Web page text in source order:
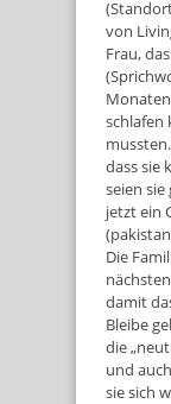
von
Frau,
schlafen
dass sie
seien
jetzt ein
Die
damit
Bleibe
die
und
sie sich